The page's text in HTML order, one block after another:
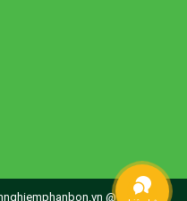
@Copyright